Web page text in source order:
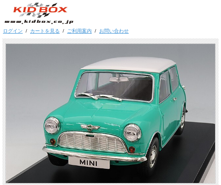
ログイン / カートを見る / ご利用案内 / お問い合わせ